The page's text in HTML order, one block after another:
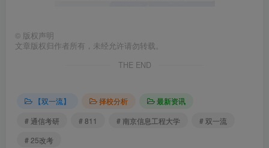
© 版权声明
文章版权归作者所有，未经允许请勿转载。
THE END
【双一流】 择校分析
最新资讯
# 通信考研
# 811 # 南京信息工程大学
# 双一流
# 25改考